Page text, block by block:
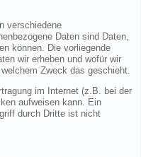
verschiedene
Daten sind Daten,
können. Die vorliegende
wir erheben und wofür wir
Zweck das geschieht.
im Internet (z.B. bei der
aufweisen kann. Ein
durch Dritte ist nicht